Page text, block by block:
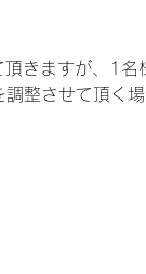
きますが、1名
整させて頂く